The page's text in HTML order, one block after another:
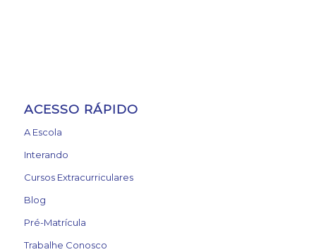
ACESSO RÁPIDO
A Escola
Interando
Cursos Extracurriculares
Blog
Pré-Matrícula
Trabalhe Conosco